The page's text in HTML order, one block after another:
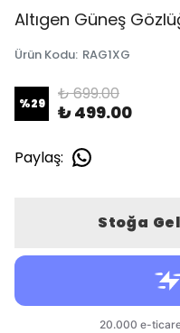
Altıgen Güneş
Ürün Kodu: RAG1XG
%29 ₺ 699.00
₺ 499.00
Paylaş:
Stoğa